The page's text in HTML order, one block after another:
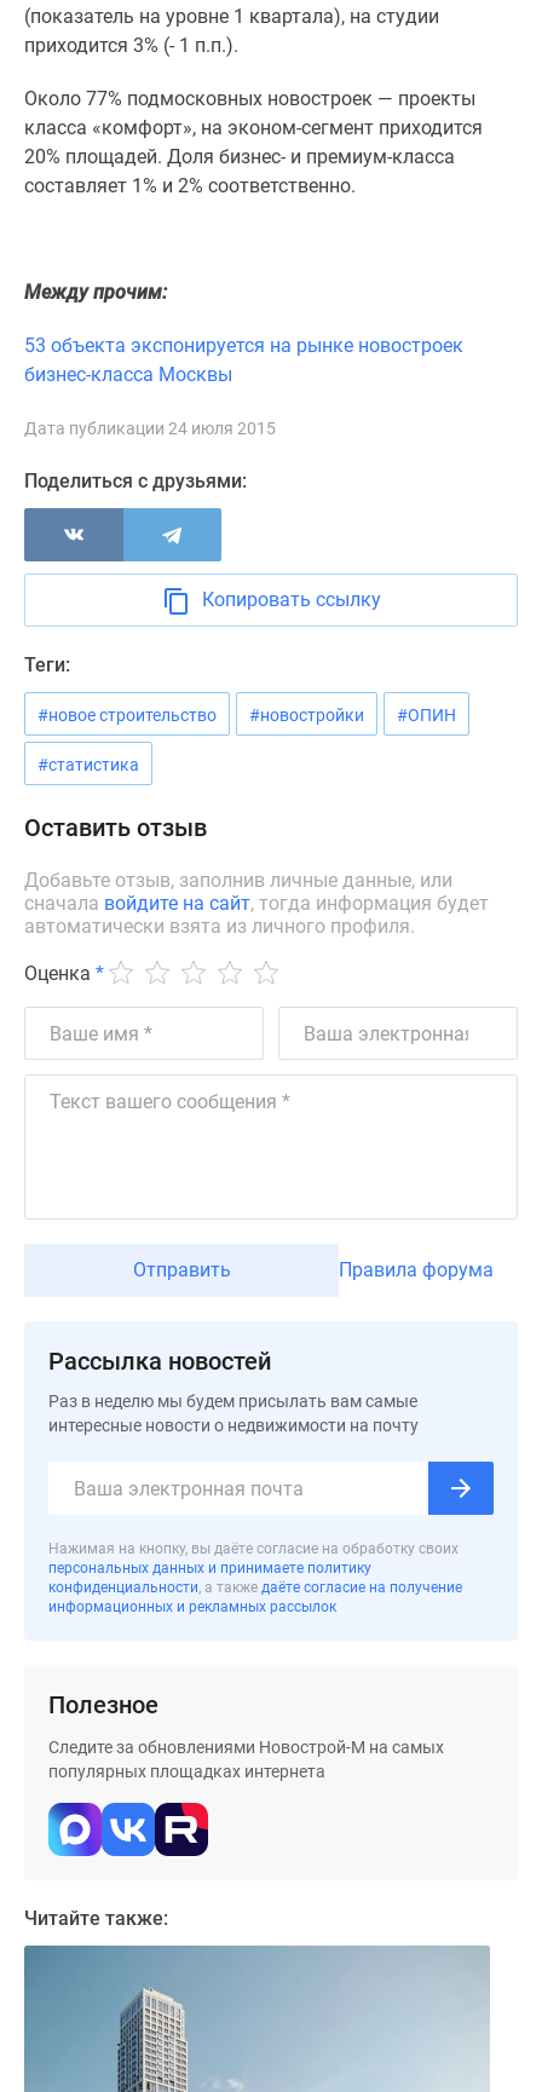
комнатные
Квартиры
карте
Ипотечный
ипотека
Военная
ипотека
Банки
программы
Новости
недвижимости
Мнение
эксперта
рынка
Покупателю
Экспертиза
новостроек
Эксперты
Контакты
Реклама
сайте
Машино-
места
скидками
новостроек
застройщиком
Rutube
Поиск
Москве
реновации
Москве
Новостройки
класса
(показатель на уровне 1 квартала), на студии
приходится 3% (- 1 п.п.).
Около 77% подмосковных новостроек — проекты
класса «комфорт», на эконом-сегмент приходится
20% площадей. Доля бизнес- и премиум-класса
составляет 1% и 2% соответственно.
Между прочим:
53 объекта экспонируется на рынке новостроек
бизнес-класса Москвы
Дата публикации 24 июля 2015
Поделиться с друзьями:
Копировать ссылку
Теги:
#новое строительство #новостройки #ОПИН
#статистика
Оставить отзыв
Добавьте отзыв, заполнив личные данные, или
сначала войдите на сайт, тогда информация будет
автоматически взята из личного профиля.
Оценка *
Отправить Правила форума
Рассылка новостей
Раз в неделю мы будем присылать вам самые
интересные новости о недвижимости на почту
Нажимая на кнопку, вы даёте согласие на обработку своих
персональных данных и принимаете политику
конфиденциальности, а также даёте согласие на получение
информационных и рекламных рассылок
Полезное
Следите за обновлениями Новострой-М на самых
популярных площадках интернета
Читайте также: